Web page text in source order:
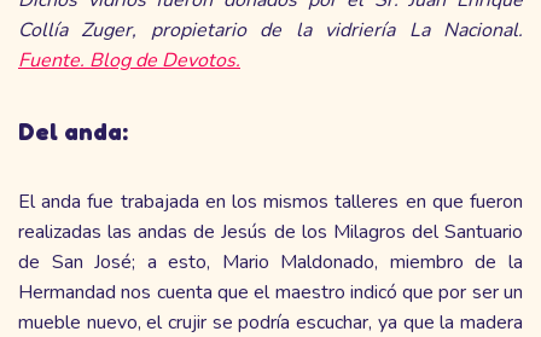
Collía Zuger, propietario de la vidriería La Nacional.
Fuente. Blog de Devotos.
Del anda:
El anda fue trabajada en los mismos talleres en que fueron
realizadas las andas de Jesús de los Milagros del Santuario
de San José; a esto, Mario Maldonado, miembro de la
Hermandad nos cuenta que el maestro indicó que por ser un
mueble nuevo, el crujir se podría escuchar, ya que la madera